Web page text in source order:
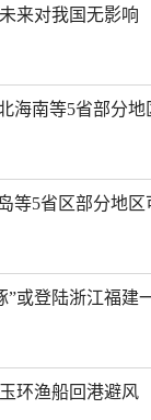
来对我国无影响
海南等5省部分地
等5省区部分地
”或登陆浙江福建
环渔船回港避风